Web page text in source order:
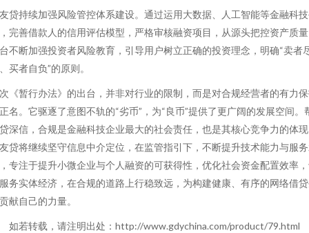
贷持续加强风险管控体系建设。通过运用大数据、人工智能等金融科
完善借款人的信用评估模型，严格审核融资项目，从源头把控资产质
不断加强投资者风险教育，引导用户树立正确的投资理念，明确“卖者
买者自负”的原则。
《暂行办法》的出台，并非对行业的限制，而是对合规经营者的有力
名。它驱逐了意图不轨的“劣币”，为“良币”提供了更广阔的发展空间。
深信，合规是金融科技企业最大的社会责任，也是其核心竞争力的体
贷将继续坚守信息中介定位，在监管指引下，不断提升技术能力与服
专注于提升小微企业与个人融资的可获得性，优化社会资金配置效率
务实体经济，在合规的道路上行稳致远，为构建健康、有序的网络借
献自己的力量。
如若转载，请注明出处：http://www.gdychina.com/product/79.html